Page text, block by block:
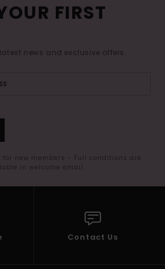
FIRST
news and exclusive offers.
new members - Full conditions are
in welcome email
Contact Us